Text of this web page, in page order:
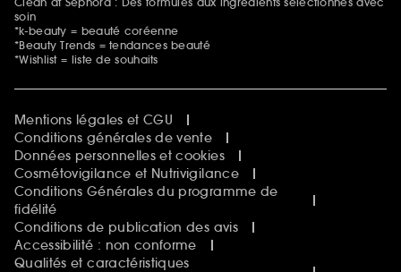
soin
*k-beauty = beauté coréenne
*Beauty Trends = tendances beauté
*Wishlist = liste de souhaits
Mentions légales et CGU
Conditions générales de vente
Données personnelles et cookies
Cosmétovigilance et Nutrivigilance
Conditions Générales du programme de
fidélité
Conditions de publication des avis
Accessibilité : non conforme
Qualités et caractéristiques